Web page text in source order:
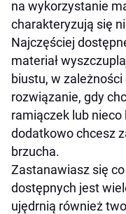
na wykorzystanie
charakteryzują się
Najczęściej
materiał
biustu, w
rozwiązanie, gdy
ramiączek lub
dodatkowo chcesz
brzucha.
Zastanawiasz się
dostępnych jest
ujędrnią również